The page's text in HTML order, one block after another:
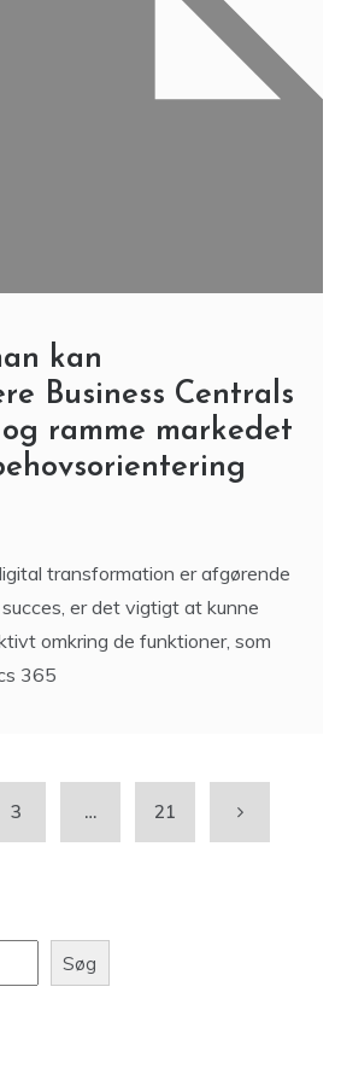
kan
Business Centrals
ramme markedet
transformation er afgørende
er det vigtigt at kunne
omkring de funktioner, som
365
3 … 21
Søg